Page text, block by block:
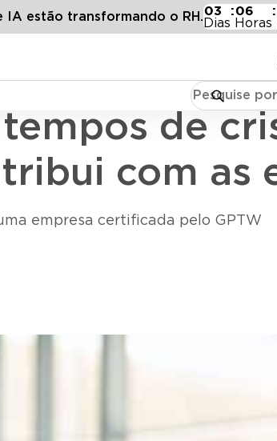
IA estão transformando o RH.03
Dias
:06
Horas
:
de crise: como a certificação GPTW
de
com as
empresa certificada pelo GPTW